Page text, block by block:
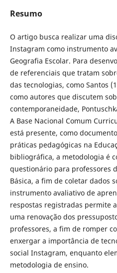
Resumo
O artigo busca realizar uma
Instagram como instrumento
Geografia Escolar. Para
de referenciais que tratam
das tecnologias, como Santos
como autores que discutem
contemporaneidade,
A Base Nacional Comum
está presente, como
práticas pedagógicas na
bibliográfica, a metodologia é
questionário para professores
Básica, a fim de coletar dados
instrumento avaliativo de
respostas registradas permite
uma renovação dos
professores, a fim de romper
enxergar a importância de
social Instagram, enquanto
metodologia de ensino.